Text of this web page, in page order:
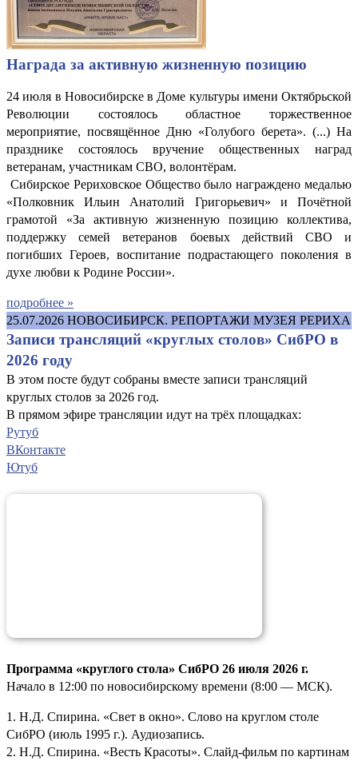
Награда за активную жизненную позицию
24 июля в Новосибирске в Доме культуры имени Октябрьской
Революции состоялось областное торжественное
мероприятие, посвящённое Дню «Голубого берета». (...) На
празднике состоялось вручение общественных наград
ветеранам, участникам СВО, волонтёрам.
Сибирское Рериховское Общество было награждено медалью
«Полковник Ильин Анатолий Григорьевич» и Почётной
грамотой «За активную жизненную позицию коллектива,
поддержку семей ветеранов боевых действий СВО и
погибших Героев, воспитание подрастающего поколения в
духе любви к Родине России».
подробнее »
25.07.2026 НОВОСИБИРСК. РЕПОРТАЖИ МУЗЕЯ РЕРИХА
Записи трансляций «круглых столов» СибРО в
2026 году
В этом посте будут собраны вместе записи трансляций
круглых столов за 2026 год.
В прямом эфире трансляции идут на трёх площадках:
Рутуб
ВКонтакте
Ютуб
Программа «круглого стола» СибРО 26 июля 2026 г.
Начало в 12:00 по новосибирскому времени (8:00 — МСК).
1. Н.Д. Спирина. «Свет в окно». Слово на круглом столе
СибРО (июль 1995 г.). Аудиозапись.
2. Н.Д. Спирина. «Весть Красоты». Слайд-фильм по картинам